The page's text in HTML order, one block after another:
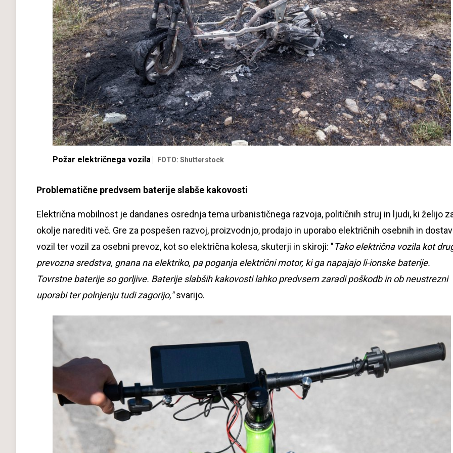
Požar električnega vozila FOTO: Shutterstock
Problematične predvsem baterije slabše kakovosti
Električna mobilnost je dandanes osrednja tema urbanističnega razvoja, političnih struj in ljudi, ki želijo
okolje narediti več. Gre za pospešen razvoj, proizvodnjo, prodajo in uporabo električnih osebnih in
vozil ter vozil za osebni prevoz, kot so električna kolesa, skuterji in skiroji: "Tako električna vozila kot
prevozna sredstva, gnana na elektriko, pa poganja električni motor, ki ga napajajo li-ionske baterije.
Tovrstne baterije so gorljive. Baterije slabših kakovosti lahko predvsem zaradi poškodb in ob neustrezni
uporabi ter polnjenju tudi zagorijo,"svarijo.